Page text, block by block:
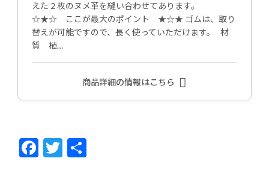
えた２枚のヌメ革を縫い合わせてあります。
☆★☆ ここが最大のポイント ★☆★ ゴムは、取り
替えが可能ですので、長く使っていただけます。 材
質 植…
商品詳細の情報はこちら
F
T